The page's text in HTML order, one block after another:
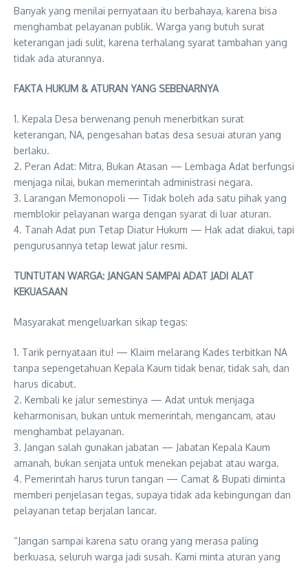
Banyak yang menilai pernyataan itu berbahaya, karena bisa
menghambat pelayanan publik. Warga yang butuh surat
keterangan jadi sulit, karena terhalang syarat tambahan yang
tidak ada aturannya.
FAKTA HUKUM & ATURAN YANG SEBENARNYA
1. Kepala Desa berwenang penuh menerbitkan surat
keterangan, NA, pengesahan batas desa sesuai aturan yang
berlaku.
2. Peran Adat: Mitra, Bukan Atasan — Lembaga Adat berfungsi
menjaga nilai, bukan memerintah administrasi negara.
3. Larangan Memonopoli — Tidak boleh ada satu pihak yang
memblokir pelayanan warga dengan syarat di luar aturan.
4. Tanah Adat pun Tetap Diatur Hukum — Hak adat diakui, tapi
pengurusannya tetap lewat jalur resmi.
TUNTUTAN WARGA: JANGAN SAMPAI ADAT JADI ALAT
KEKUASAAN
Masyarakat mengeluarkan sikap tegas:
1. Tarik pernyataan itu! — Klaim melarang Kades terbitkan NA
tanpa sepengetahuan Kepala Kaum tidak benar, tidak sah, dan
harus dicabut.
2. Kembali ke jalur semestinya — Adat untuk menjaga
keharmonisan, bukan untuk memerintah, mengancam, atau
menghambat pelayanan.
3. Jangan salah gunakan jabatan — Jabatan Kepala Kaum
amanah, bukan senjata untuk menekan pejabat atau warga.
4. Pemerintah harus turun tangan — Camat & Bupati diminta
memberi penjelasan tegas, supaya tidak ada kebingungan dan
pelayanan tetap berjalan lancar.
“Jangan sampai karena satu orang yang merasa paling
berkuasa, seluruh warga jadi susah. Kami minta aturan yang